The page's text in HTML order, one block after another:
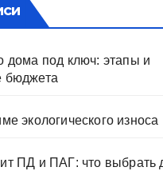
дома под ключ: этапы и
бюджета
экологического износа
ПД и ПАГ: что выбрать